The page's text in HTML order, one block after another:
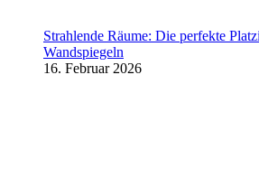
Strahlende Räume: Die perfekte
Wandspiegeln
16. Februar 2026